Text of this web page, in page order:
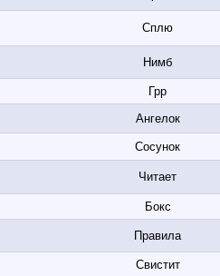
Сплю
Нимб
Грр
Ангелок
Сосунок
Читает
Бокс
Правила
Свистит